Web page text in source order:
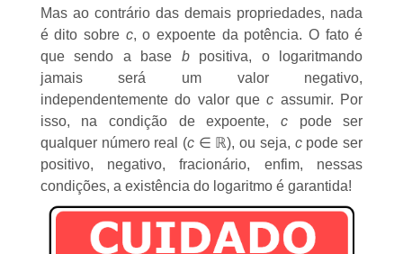
Mas ao contrário das demais propriedades, nada
é dito sobre c, o expoente da potência. O fato é
que sendo a base bpositiva, o logaritmando
jamais será um valor negativo,
independentemente do valor quec assumir. Por
isso, na condição de expoente, c pode ser
qualquer número real (c ∈ ℝ), ou seja, c pode ser
positivo, negativo, fracionário, enfim, nessas
condições, a existência do logaritmo é garantida!